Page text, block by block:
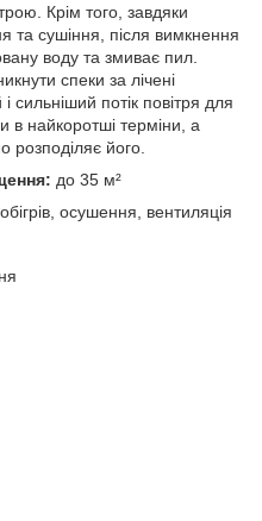
Крім того, завдяки
та сушіння, після вимкнення
воду та змиває пил.
спеки за лічені
сильніший потік повітря для
в найкоротші терміни, а
розподіляє його.
до 35 м²
осушення, вентиляція